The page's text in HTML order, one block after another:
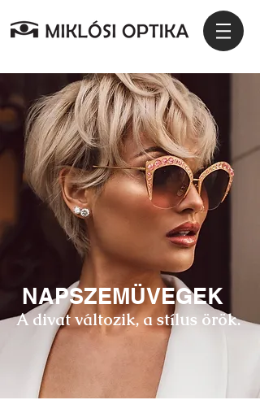
NAPSZEMÜVEGEK
A divat változik, a stílus örök.